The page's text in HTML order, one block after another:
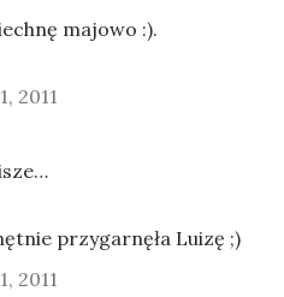
majowo :).
2011
przygarnęła Luizę ;)
2011